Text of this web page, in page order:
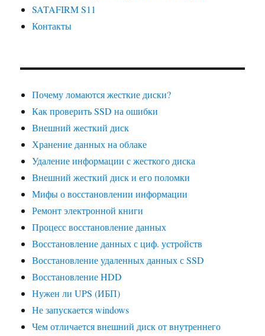
SATAFIRM S11
Контакты
Почему ломаются жесткие диски?
Как проверить SSD на ошибки
Внешний жесткий диск
Хранение данных на облаке
Удаление информации с жесткого диска
Внешний жесткий диск и его поломки
Мифы о восстановлении информации
Ремонт электронной книги
Процесс восстановление данных
Восстановление данных с циф. устройств
Восстановление удаленных данных с SSD
Восстановление HDD
Нужен ли UPS (ИБП)
Не запускается windows
Чем отличается внешний диск от внутреннего